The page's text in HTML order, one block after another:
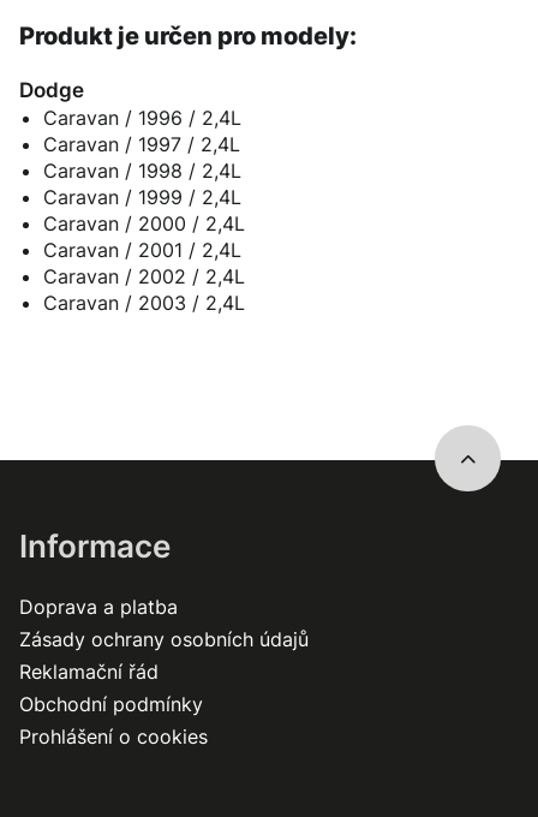
Produkt je určen pro modely:
Dodge
Caravan / 1996 / 2,4L
Caravan / 1997 / 2,4L
Caravan / 1998 / 2,4L
Caravan / 1999 / 2,4L
Caravan / 2000 / 2,4L
Caravan / 2001 / 2,4L
Caravan / 2002 / 2,4L
Caravan / 2003 / 2,4L
Informace
Doprava a platba
Zásady ochrany osobních údajů
Reklamační řád
Obchodní podmínky
Prohlášení o cookies